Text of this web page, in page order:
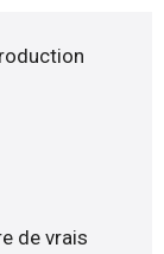
de vrais